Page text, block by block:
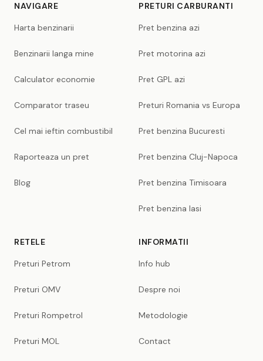
NAVIGARE
Harta benzinarii
Benzinarii langa mine
Calculator economie
Comparator traseu
Cel mai ieftin combustibil
Raporteaza un pret
Blog
PRETURI CARBURANTI
Pret benzina azi
Pret motorina azi
Pret GPL azi
Preturi Romania vs Europa
Pret benzina Bucuresti
Pret benzina Cluj-Napoca
Pret benzina Timisoara
Pret benzina Iasi
RETELE
Preturi Petrom
Preturi OMV
Preturi Rompetrol
Preturi MOL
INFORMATII
Info hub
Despre noi
Metodologie
Contact